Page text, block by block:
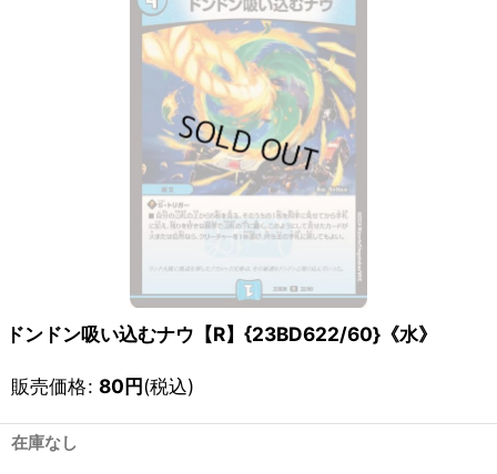
ドンドン吸い込むナウ【R】{23BD622/60}《水》
販売価格: 80円(税込)
在庫なし